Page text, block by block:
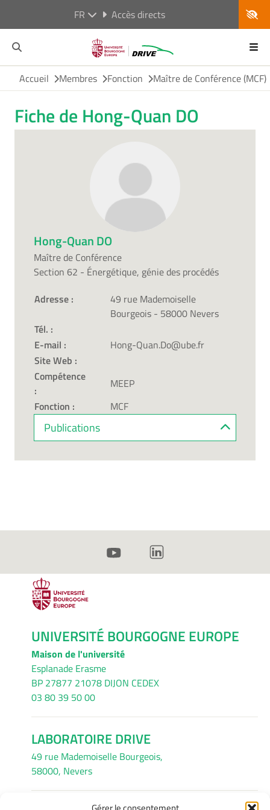
FR Accès directs
Accueil Membres Fonction Maître de Conférence (MCF)
Fiche de Hong-Quan DO
Hong-Quan DO
Maître de Conférence
Section 62 - Énergétique, génie des procédés
Adresse :
49 rue Mademoiselle
Bourgeois - 58000 Nevers
Tél. :
E-mail :
Hong-Quan.Do@ube.fr
Site Web :
Compétence
:
MEEP
Fonction :
MCF
Publications
UNIVERSITÉ BOURGOGNE EUROPE
Maison de l'université
Esplanade Erasme
BP 27877 21078 DIJON CEDEX
03 80 39 50 00
LABORATOIRE DRIVE
49 rue Mademoiselle Bourgeois,
58000, Nevers